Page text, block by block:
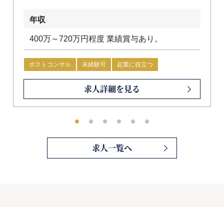
す。
年収
400万～720万円程度 業績賞与あり。
ポストコンサル 未経験可
起業に役立つ
会計士・USCPA優遇
求人詳細を見る
求人一覧へ